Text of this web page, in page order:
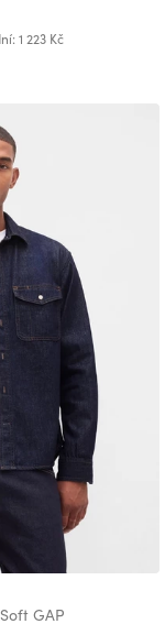
1 223 Kč
GAP